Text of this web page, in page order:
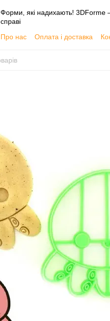
Форми, які надихають! 3DForme
справі
Про нас
Оплата і доставка
Угода користувача